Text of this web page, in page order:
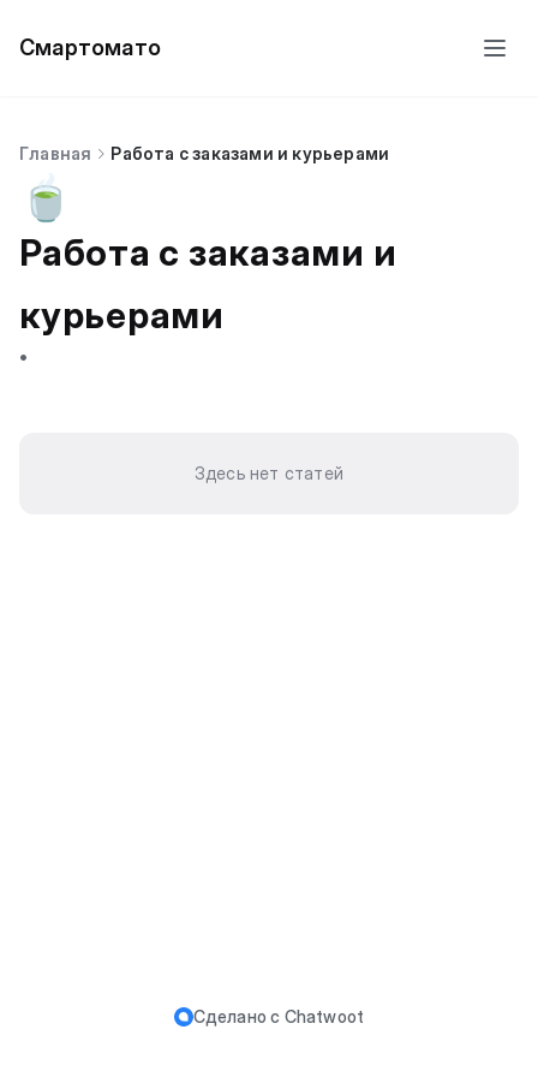
Смартомато
Главная Работа с заказами и курьерами
🍵
Работа с заказами и
курьерами
•
Здесь нет статей
Сделано с Chatwoot